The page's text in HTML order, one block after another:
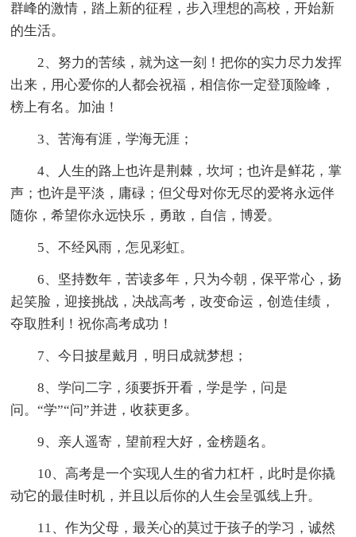
群峰的激情，踏上新的征程，步入理想的高校，开始新
的生活。
2、努力的苦续，就为这一刻！把你的实力尽力发挥
出来，用心爱你的人都会祝福，相信你一定登顶险峰，
榜上有名。加油！
3、苦海有涯，学海无涯；
4、人生的路上也许是荆棘，坎坷；也许是鲜花，掌
声；也许是平淡，庸碌；但父母对你无尽的爱将永远伴
随你，希望你永远快乐，勇敢，自信，博爱。
5、不经风雨，怎见彩虹。
6、坚持数年，苦读多年，只为今朝，保平常心，扬
起笑脸，迎接挑战，决战高考，改变命运，创造佳绩，
夺取胜利！祝你高考成功！
7、今日披星戴月，明日成就梦想；
8、学问二字，须要拆开看，学是学，问是
问。“学”“问”并进，收获更多。
9、亲人遥寄，望前程大好，金榜题名。
10、高考是一个实现人生的省力杠杆，此时是你撬
动它的最佳时机，并且以后你的人生会呈弧线上升。
11、作为父母，最关心的莫过于孩子的学习，诚然